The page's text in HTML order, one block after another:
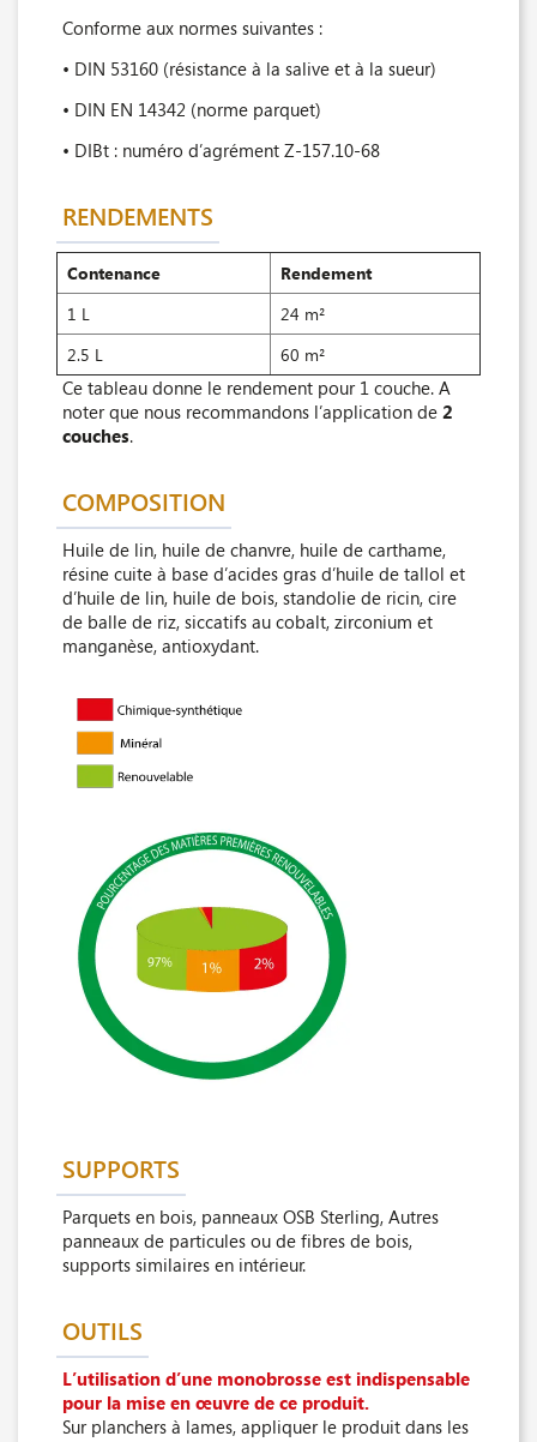
Conforme aux normes suivantes :
• DIN 53160 (résistance à la salive et à la sueur)
• DIN EN 14342 (norme parquet)
• DIBt : numéro d’agrément Z-157.10-68
RENDEMENTS
Contenance
Rendement
1 L
24 m²
2.5 L
60 m²
Ce tableau donne le rendement pour 1 couche. A
noter que nous recommandons l’application de 2
couches.
COMPOSITION
Huile de lin, huile de chanvre, huile de carthame,
résine cuite à base d’acides gras d’huile de tallol et
d’huile de lin, huile de bois, standolie de ricin, cire
de balle de riz, siccatifs au cobalt, zirconium et
manganèse, antioxydant.
SUPPORTS
Parquets en bois, panneaux OSB Sterling, Autres
panneaux de particules ou de fibres de bois,
supports similaires en intérieur.
OUTILS
L’utilisation d’une monobrosse est indispensable
pour la mise en œuvre de ce produit.
Sur planchers à lames, appliquer le produit dans les